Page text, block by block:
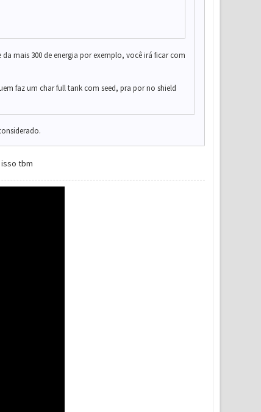
mais 300 de energia por exemplo, você irá ficar com
faz um char full tank com seed, pra por no shield
tbm